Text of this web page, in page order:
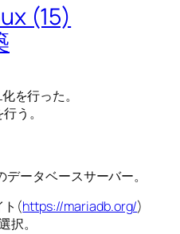
(15)
を行った。
う。
ータベースサーバー。
ト(https://mariadb.org/)
択。